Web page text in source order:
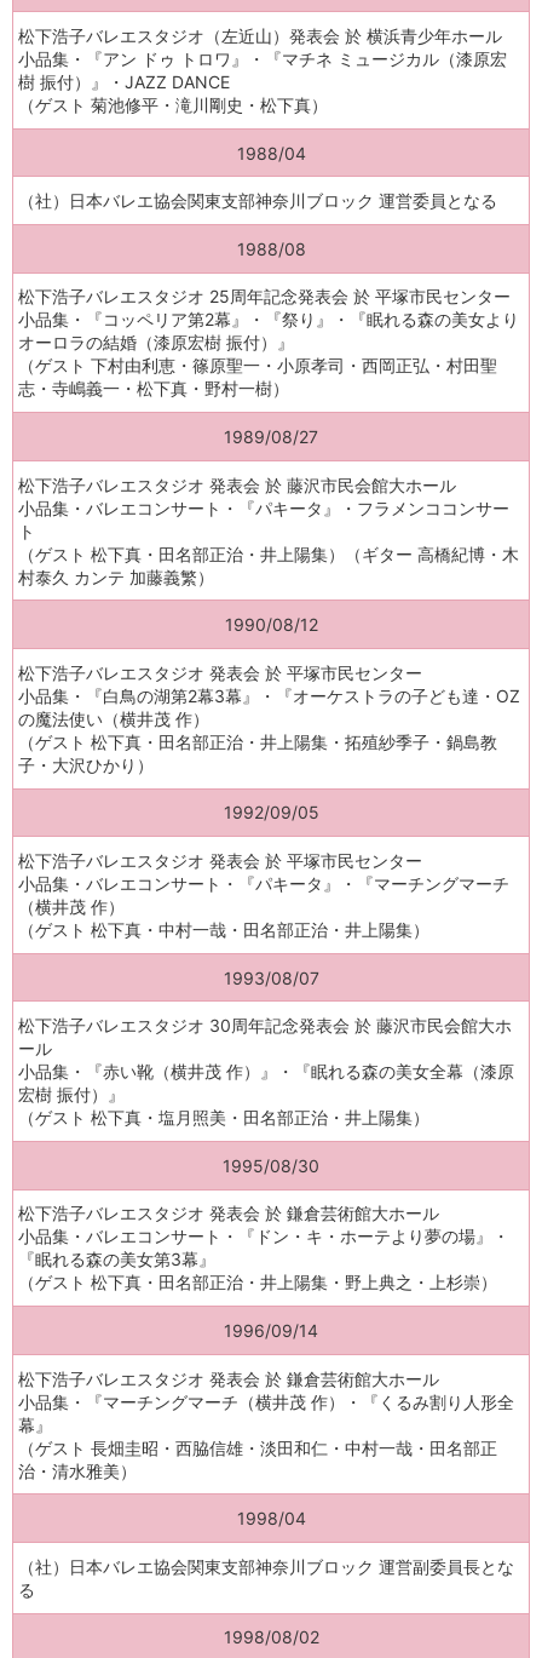
松下浩子バレエスタジオ（左近山）発表会 於 横浜青少年ホール
小品集・『アン ドゥ トロワ』・『マチネ ミュージカル（漆原宏
樹 振付）』・JAZZ DANCE
（ゲスト 菊池修平・滝川剛史・松下真）
1988/04
（社）日本バレエ協会関東支部神奈川ブロック 運営委員となる
1988/08
松下浩子バレエスタジオ 25周年記念発表会 於 平塚市民センター
小品集・『コッペリア第2幕』・『祭り』・『眠れる森の美女より
オーロラの結婚（漆原宏樹 振付）』
（ゲスト 下村由利恵・篠原聖一・小原孝司・西岡正弘・村田聖
志・寺嶋義一・松下真・野村一樹）
1989/08/27
松下浩子バレエスタジオ 発表会 於 藤沢市民会館大ホール
小品集・バレエコンサート・『パキータ』・フラメンココンサー
ト
（ゲスト 松下真・田名部正治・井上陽集）（ギター 高橋紀博・木
村泰久 カンテ 加藤義繁）
1990/08/12
松下浩子バレエスタジオ 発表会 於 平塚市民センター
小品集・『白鳥の湖第2幕3幕』・『オーケストラの子ども達・OZ
の魔法使い（横井茂 作）
（ゲスト 松下真・田名部正治・井上陽集・拓殖紗季子・鍋島教
子・大沢ひかり）
1992/09/05
松下浩子バレエスタジオ 発表会 於 平塚市民センター
小品集・バレエコンサート・『パキータ』・『マーチングマーチ
（横井茂 作）
（ゲスト 松下真・中村一哉・田名部正治・井上陽集）
1993/08/07
松下浩子バレエスタジオ 30周年記念発表会 於 藤沢市民会館大ホ
ール
小品集・『赤い靴（横井茂 作）』・『眠れる森の美女全幕（漆原
宏樹 振付）』
（ゲスト 松下真・塩月照美・田名部正治・井上陽集）
1995/08/30
松下浩子バレエスタジオ 発表会 於 鎌倉芸術館大ホール
小品集・バレエコンサート・『ドン・キ・ホーテより夢の場』・
『眠れる森の美女第3幕』
（ゲスト 松下真・田名部正治・井上陽集・野上典之・上杉崇）
1996/09/14
松下浩子バレエスタジオ 発表会 於 鎌倉芸術館大ホール
小品集・『マーチングマーチ（横井茂 作）・『くるみ割り人形全
幕』
（ゲスト 長畑圭昭・西脇信雄・淡田和仁・中村一哉・田名部正
治・清水雅美）
1998/04
（社）日本バレエ協会関東支部神奈川ブロック 運営副委員長とな
る
1998/08/02